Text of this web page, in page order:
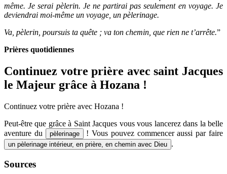
même. Je serai pèlerin. Je ne partirai pas seulement en voyage. Je
deviendrai moi-même un voyage, un pèlerinage.
Va, pèlerin, poursuis ta quête ; va ton chemin, que rien ne t’arrête.”
Prières quotidiennes
Continuez votre prière avec saint Jacques
le Majeur grâce à Hozana !
Continuez votre prière avec Hozana !
Peut-être que grâce à Saint Jacques vous vous lancerez dans la belle
aventure du
pèlerinage ! Vous pouvez commencer aussi par faire
un pèlerinage intérieur, en prière, en chemin avec Dieu .
Sources